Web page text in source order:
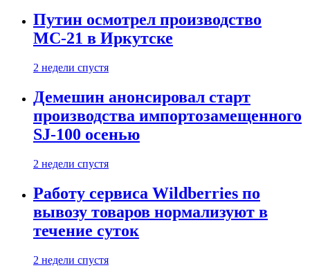
Путин осмотрел производство
МС-21 в Иркутске
2 недели спустя
Демешин анонсировал старт
производства импортозамещенного
SJ-100 осенью
2 недели спустя
Работу сервиса Wildberries по
вывозу товаров нормализуют в
течение суток
2 недели спустя